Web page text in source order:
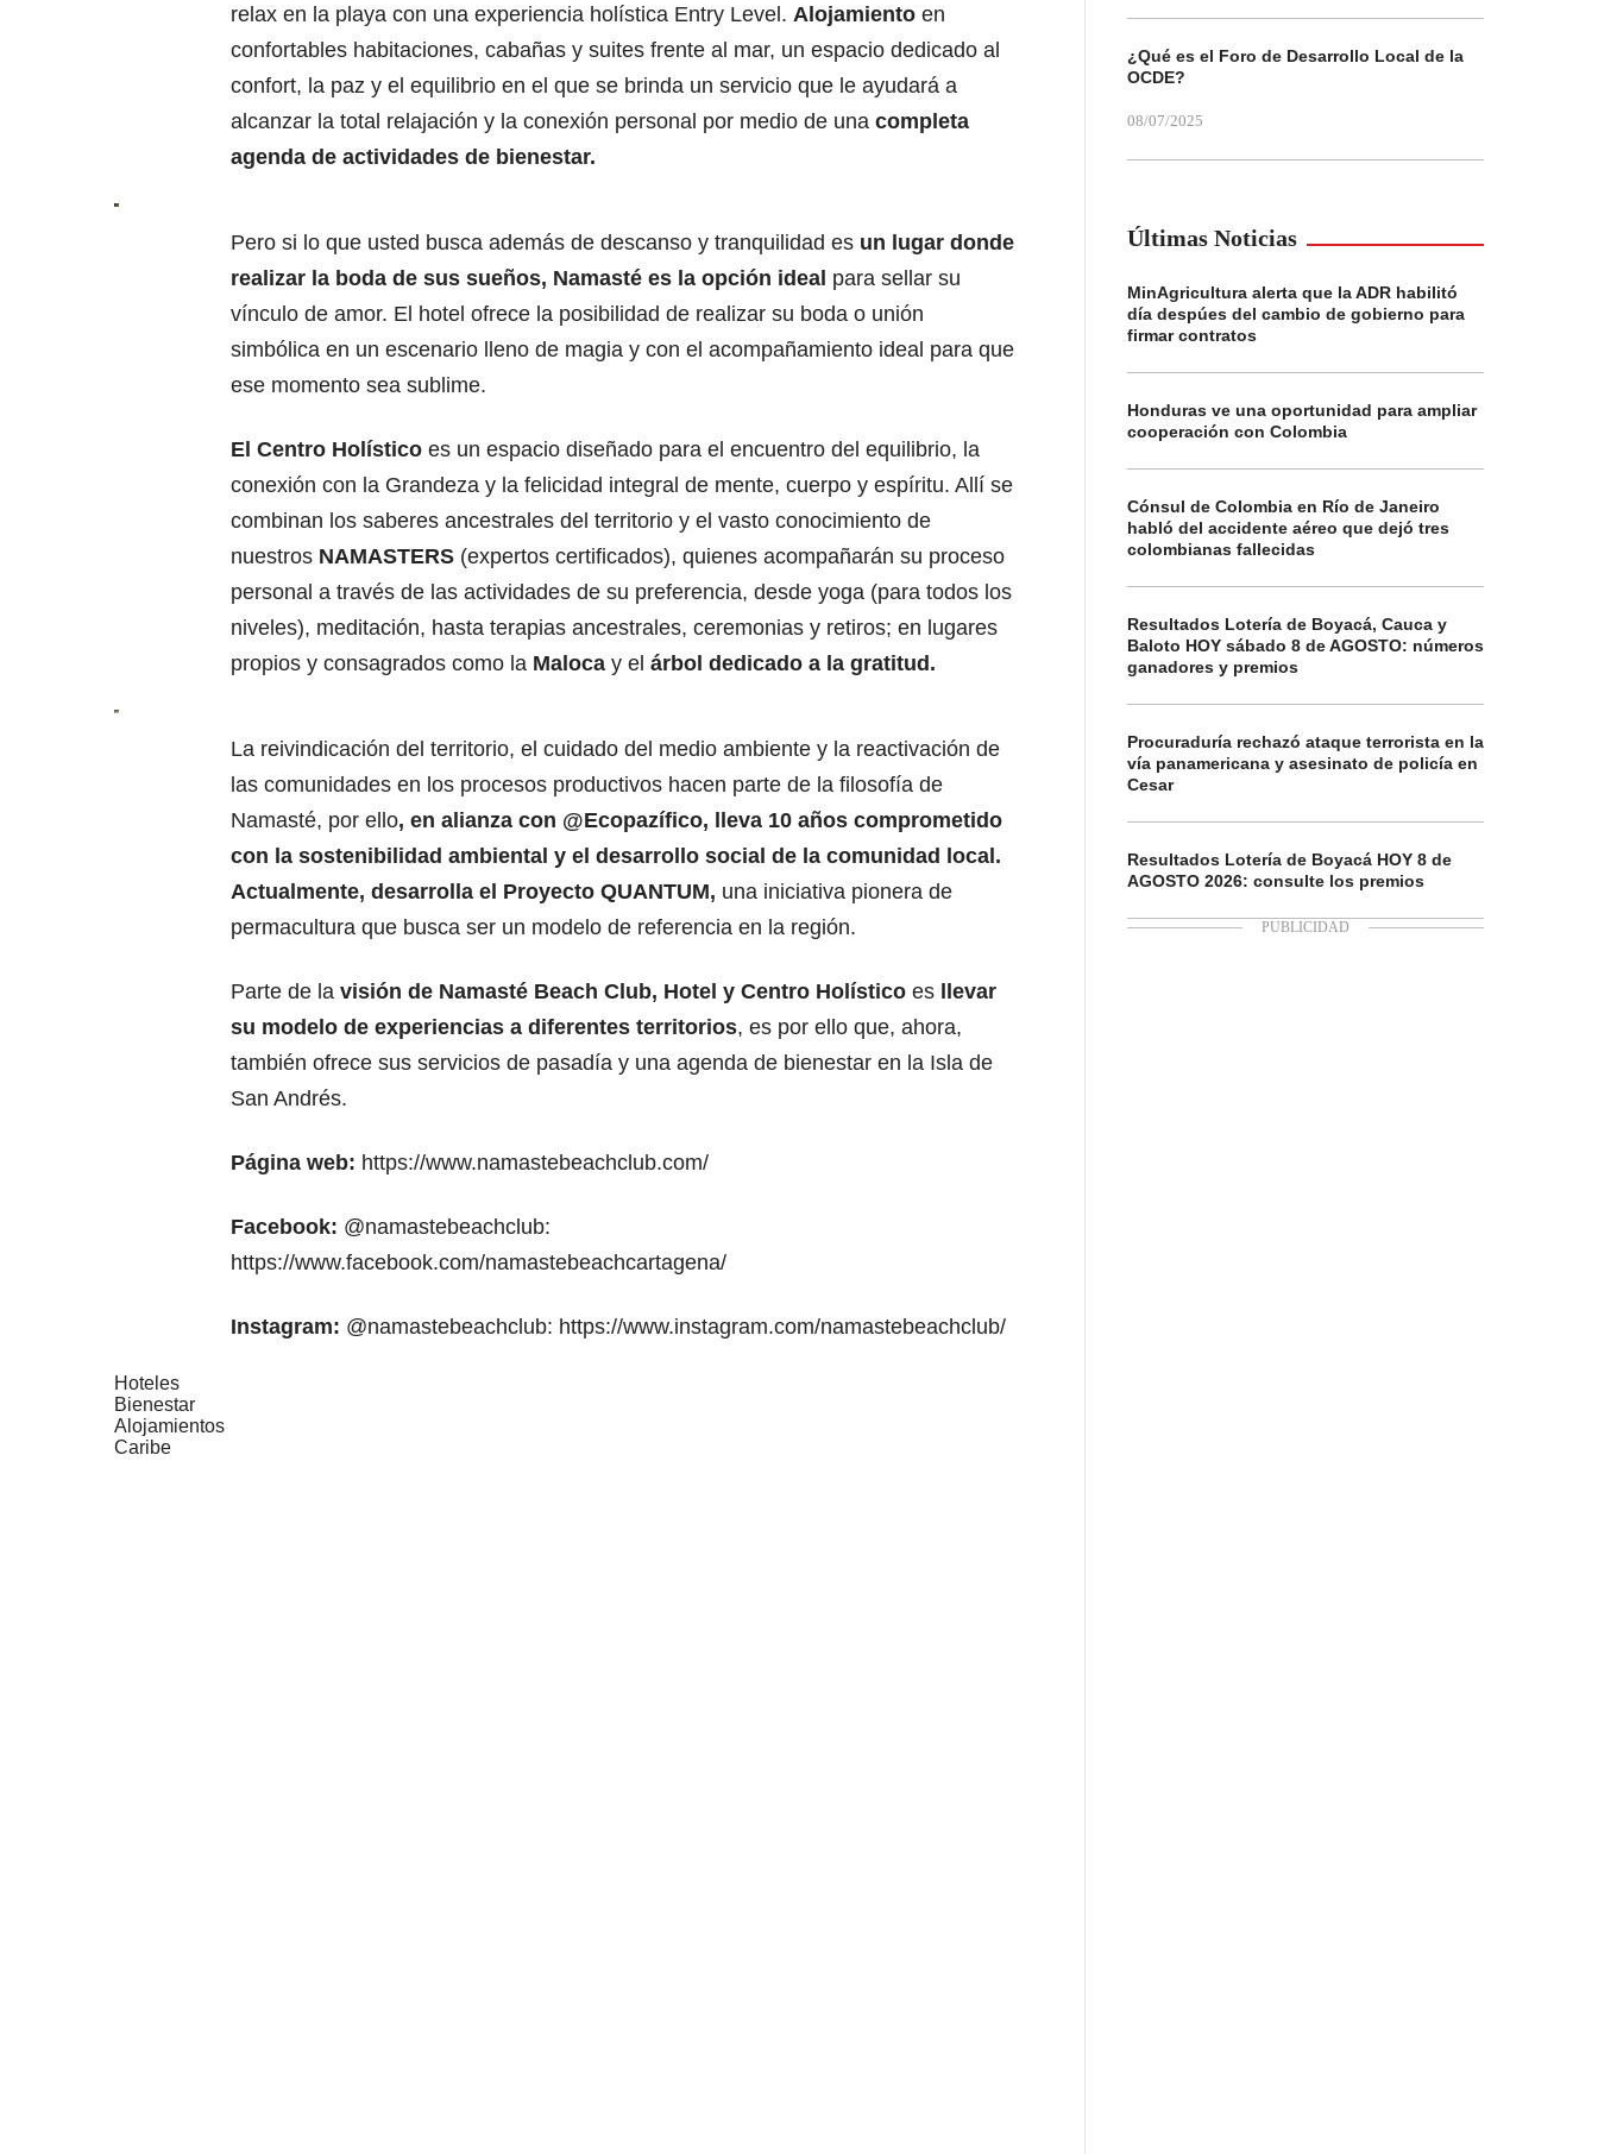
relax en la playa con una experiencia holística Entry Level. Alojamiento en
confortables habitaciones, cabañas y suites frente al mar, un espacio dedicado al
confort, la paz y el equilibrio en el que se brinda un servicio que le ayudará a
alcanzar la total relajación y la conexión personal por medio de una completa
agenda de actividades de bienestar.
Pero si lo que usted busca además de descanso y tranquilidad es un lugar donde
realizar la boda de sus sueños, Namasté es la opción ideal para sellar su
vínculo de amor. El hotel ofrece la posibilidad de realizar su boda o unión
simbólica en un escenario lleno de magia y con el acompañamiento ideal para que
ese momento sea sublime.
El Centro Holístico es un espacio diseñado para el encuentro del equilibrio, la
conexión con la Grandeza y la felicidad integral de mente, cuerpo y espíritu. Allí se
combinan los saberes ancestrales del territorio y el vasto conocimiento de
nuestros NAMASTERS (expertos certificados), quienes acompañarán su proceso
personal a través de las actividades de su preferencia, desde yoga (para todos los
niveles), meditación, hasta terapias ancestrales, ceremonias y retiros; en lugares
propios y consagrados como la Maloca y el árbol dedicado a la gratitud.
La reivindicación del territorio, el cuidado del medio ambiente y la reactivación de
las comunidades en los procesos productivos hacen parte de la filosofía de
Namasté, por ello, en alianza con @Ecopazífico, lleva 10 años comprometido
con la sostenibilidad ambiental y el desarrollo social de la comunidad local.
Actualmente, desarrolla el Proyecto QUANTUM, una iniciativa pionera de
permacultura que busca ser un modelo de referencia en la región.
Parte de la visión de Namasté Beach Club, Hotel y Centro Holístico es
llevar
su modelo de experiencias a diferentes territorios, es por ello que, ahora,
también ofrece sus servicios de pasadía y una agenda de bienestar en la Isla de
San Andrés.
Página web: https://www.namastebeachclub.com/
Facebook: @namastebeachclub:
https://www.facebook.com/namastebeachcartagena/
Instagram: @namastebeachclub: https://www.instagram.com/namastebeachclub/
Hoteles
Bienestar
Alojamientos
Caribe
¿Qué es el Foro de Desarrollo Local de la
OCDE?
08/07/2025
Últimas Noticias
MinAgricultura alerta que la ADR habilitó
día despúes del cambio de gobierno para
firmar contratos
Honduras ve una oportunidad para ampliar
cooperación con Colombia
Cónsul de Colombia en Río de Janeiro
habló del accidente aéreo que dejó tres
colombianas fallecidas
Resultados Lotería de Boyacá, Cauca y
Baloto HOY sábado 8 de AGOSTO: números
ganadores y premios
Procuraduría rechazó ataque terrorista en la
vía panamericana y asesinato de policía en
Cesar
Resultados Lotería de Boyacá HOY 8 de
AGOSTO 2026: consulte los premios